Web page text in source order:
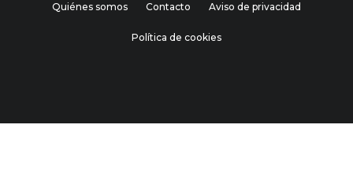
Quiénes somos Contacto Aviso de privacidad
Política de cookies